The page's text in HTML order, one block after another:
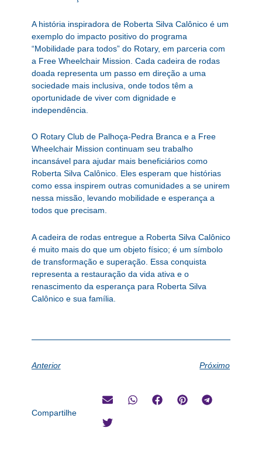
A história inspiradora de Roberta Silva Calônico é um
exemplo do impacto positivo do programa
“Mobilidade para todos” do Rotary, em parceria com
a Free Wheelchair Mission. Cada cadeira de rodas
doada representa um passo em direção a uma
sociedade mais inclusiva, onde todos têm a
oportunidade de viver com dignidade e
independência.
O Rotary Club de Palhoça-Pedra Branca e a Free
Wheelchair Mission continuam seu trabalho
incansável para ajudar mais beneficiários como
Roberta Silva Calônico. Eles esperam que histórias
como essa inspirem outras comunidades a se unirem
nessa missão, levando mobilidade e esperança a
todos que precisam.
A cadeira de rodas entregue a Roberta Silva Calônico
é muito mais do que um objeto físico; é um símbolo
de transformação e superação. Essa conquista
representa a restauração da vida ativa e o
renascimento da esperança para Roberta Silva
Calônico e sua família.
Anterior Próximo
Compartilhe